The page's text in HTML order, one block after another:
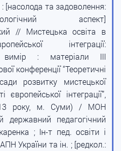
[насолода та задоволення:
аспект]
// Мистецька освіта в
інтеграції:
вимір : матеріали III
конференції “Теоретичні
розвитку мистецької
європейської інтеграції”,
року, м. Суми) / МОН
державний педагогічний
; Ін-т пед. освіти і
України та ін. ; [редкол.: